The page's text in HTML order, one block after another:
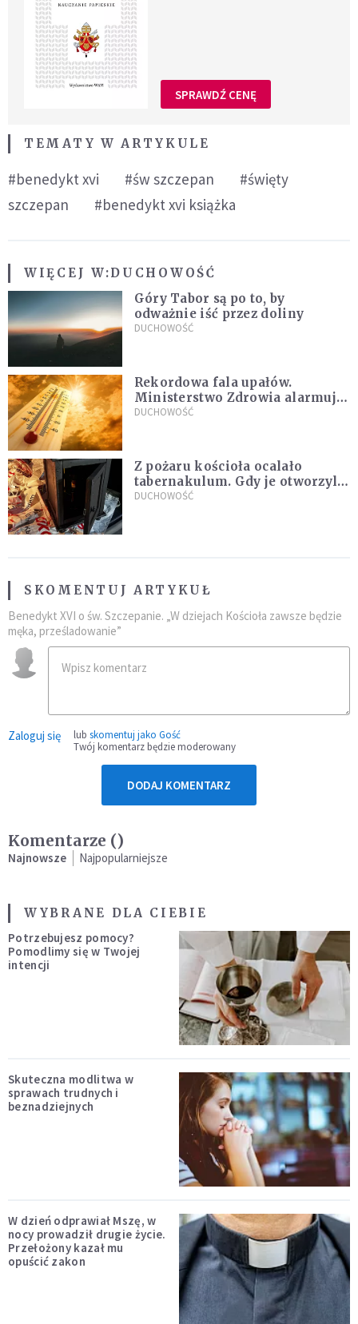
SPRAWDŹ CENĘ
TEMATY W ARTYKULE
#benedykt xvi #św szczepan
#święty
szczepan
#benedykt xvi książka
WIĘCEJ W:DUCHOWOŚĆ
Góry Tabor są po to, by
odważnie iść przez doliny
DUCHOWOŚĆ
Rekordowa fala upałów.
Ministerstwo Zdrowia alarmuje
po doświadczeniach z czerwca
DUCHOWOŚĆ
Z pożaru kościoła ocalało
tabernakulum. Gdy je otworzyli,
"zapach świeżego chleba
DUCHOWOŚĆ
SKOMENTUJ ARTYKUŁ
Benedykt XVI o św. Szczepanie. „W dziejach Kościoła zawsze będzie
męka, prześladowanie”
Zaloguj się lub skomentuj jako Gość
Twój komentarz będzie moderowany
DODAJ KOMENTARZ
Komentarze ()
Najnowsze Najpopularniejsze
WYBRANE DLA CIEBIE
Potrzebujesz pomocy?
Pomodlimy się w Twojej
intencji
Skuteczna modlitwa w
sprawach trudnych i
beznadziejnych
W dzień odprawiał Mszę, w
nocy prowadził drugie życie.
Przełożony kazał mu
opuścić zakon